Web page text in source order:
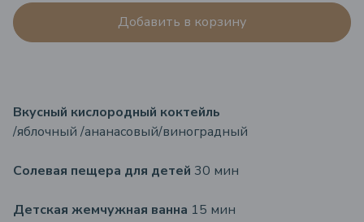
Добавить в корзину
Вкусный кислородный коктейль
/яблочный /ананасовый/виноградный
Солевая пещера для детей 30 мин
Детская жемчужная ванна 15 мин